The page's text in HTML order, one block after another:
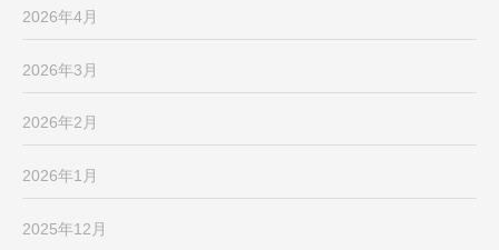
2026年4月
2026年3月
2026年2月
2026年1月
2025年12月